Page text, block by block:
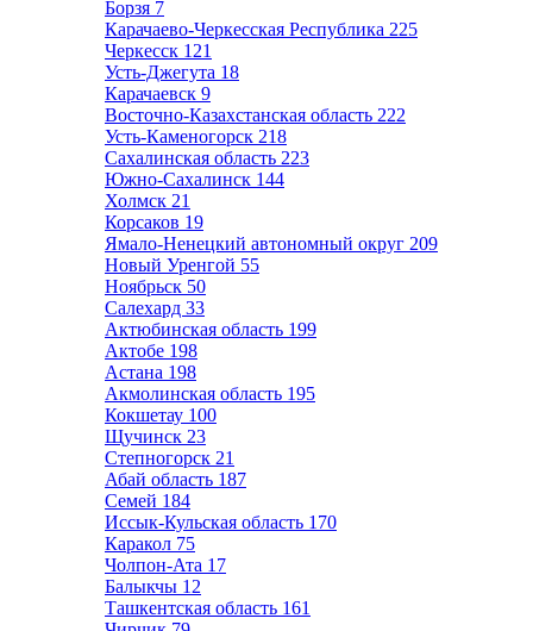
Борзя 7
Карачаево-Черкесская Республика 225
Черкесск 121
Усть-Джегута 18
Карачаевск 9
Восточно-Казахстанская область 222
Усть-Каменогорск 218
Сахалинская область 223
Южно-Сахалинск 144
Холмск 21
Корсаков 19
Ямало-Ненецкий автономный округ 209
Новый Уренгой 55
Ноябрьск 50
Салехард 33
Актюбинская область 199
Актобе 198
Астана 198
Акмолинская область 195
Кокшетау 100
Щучинск 23
Степногорск 21
Абай область 187
Семей 184
Иссык-Кульская область 170
Каракол 75
Чолпон-Ата 17
Балыкчы 12
Ташкентская область 161